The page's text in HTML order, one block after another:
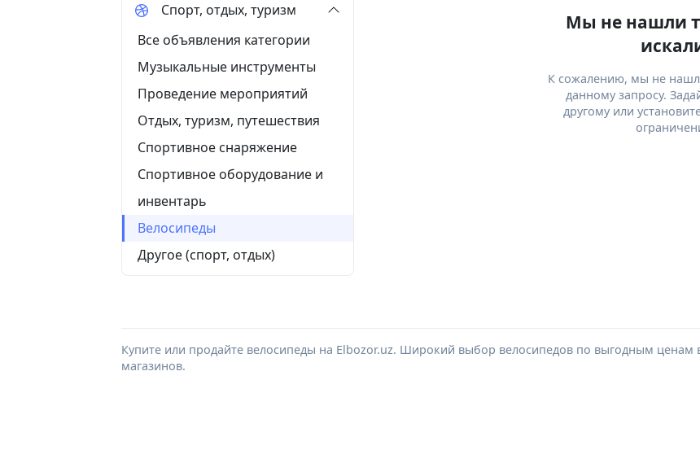
Мы не нашли
К сожалению, мы не
данному запросу.
другому или
Спорт, отдых, туризм
Все объявления категории
Музыкальные инструменты
Проведение мероприятий
Отдых, туризм, путешествия
Спортивное снаряжение
Спортивное оборудование и
инвентарь
Велосипеды
Другое (спорт, отдых)
Купите или продайте велосипеды на Elbozor.uz. Широкий выбор велосипедов по выгодным ценам
магазинов.